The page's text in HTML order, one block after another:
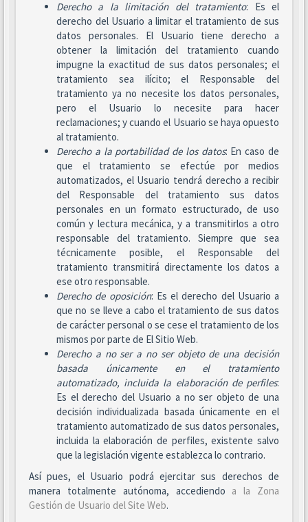
Derecho a la limitación del tratamiento: Es el
derecho del Usuario a limitar el tratamiento de sus
datos personales. El Usuario tiene derecho a
obtener la limitación del tratamiento cuando
impugne la exactitud de sus datos personales; el
tratamiento sea ilícito; el Responsable del
tratamiento ya no necesite los datos personales,
pero el Usuario lo necesite para hacer
reclamaciones; y cuando el Usuario se haya opuesto
al tratamiento.
Derecho a la portabilidad de los datos: En caso de
que el tratamiento se efectúe por medios
automatizados, el Usuario tendrá derecho a recibir
del Responsable del tratamiento sus datos
personales en un formato estructurado, de uso
común y lectura mecánica, y a transmitirlos a otro
responsable del tratamiento. Siempre que sea
técnicamente posible, el Responsable del
tratamiento transmitirá directamente los datos a
ese otro responsable.
Derecho de oposición: Es el derecho del Usuario a
que no se lleve a cabo el tratamiento de sus datos
de carácter personal o se cese el tratamiento de los
mismos por parte de El Sitio Web.
Derecho a no ser a no ser objeto de una decisión
basada únicamente en el tratamiento
automatizado, incluida la elaboración de perfiles:
Es el derecho del Usuario a no ser objeto de una
decisión individualizada basada únicamente en el
tratamiento automatizado de sus datos personales,
incluida la elaboración de perfiles, existente salvo
que la legislación vigente establezca lo contrario.
Así pues, el Usuario podrá ejercitar sus derechos de
manera totalmente autónoma, accediendo a la Zona
Gestión de Usuario del Site Web.